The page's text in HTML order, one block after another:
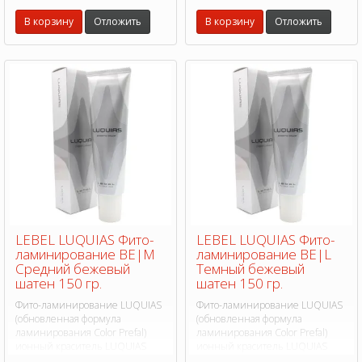
В корзину Отложить
экстрактах.
В корзину Отложить
LEBEL LUQUIAS Фито-
ламинирование BE|M
Средний бежевый
шатен 150 гр.
Фито-ламинирование LUQUIAS
(обновленная формула
ламинирования Color Prefal)
LEBEL LUQUIAS Фито-
ламинирование BE|L
Темный бежевый
шатен 150 гр.
Фито-ламинирование LUQUIAS
(обновленная формула
ламинирования Color Prefal)